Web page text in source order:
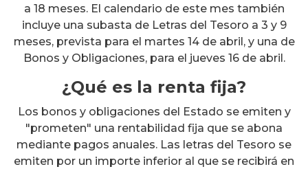
a 18 meses. El calendario de este mes también
incluye una subasta de Letras del Tesoro a 3 y 9
meses, prevista para el martes 14 de abril, y una de
Bonos y Obligaciones, para el jueves 16 de abril.
¿Qué es la renta fija?
Los bonos y obligaciones del Estado se emiten y
"prometen" una rentabilidad fija que se abona
mediante pagos anuales. Las letras del Tesoro se
emiten por un importe inferior al que se recibirá en